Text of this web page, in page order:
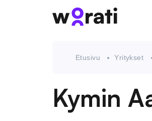
Etusivu Yritykset
Kymin